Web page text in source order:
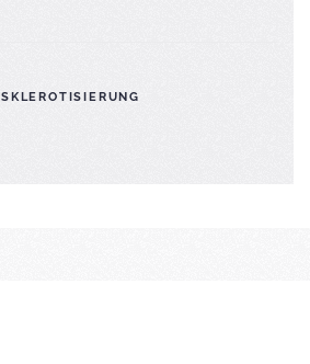
SKLEROTISIERUNG